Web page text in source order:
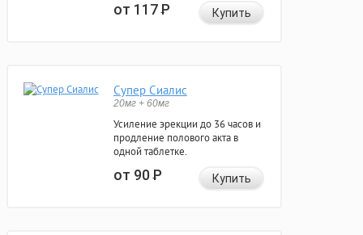
от 117Р Купить
Супер Сиалис
20мг + 60мг
Усиление эрекции до 36 часов и
продление полового акта в
одной таблетке.
от 90Р Купить